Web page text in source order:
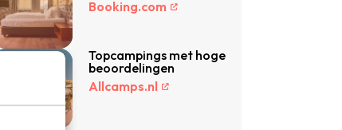
Booking.com
Topcampings met hoge
beoordelingen
Allcamps.nl